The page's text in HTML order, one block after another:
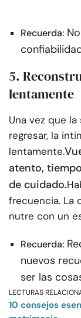
Recuerda:
5.
lentamente
Una vez que
regresar, la
lentamente.
atento,
de cuidado.
frecuencia. La
nutre con un
Recuerda:
nuevos
ser las
LECTURAS
10 consejos